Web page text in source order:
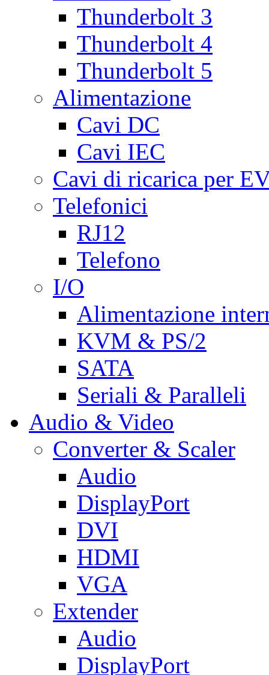
Thunderbolt 3
Thunderbolt 4
Thunderbolt 5
Alimentazione
Cavi DC
Cavi IEC
Cavi di ricarica per
Telefonici
RJ12
Telefono
I/O
Alimentazione
KVM & PS/2
SATA
Seriali & Paralleli
Audio & Video
Converter & Scaler
Audio
DisplayPort
DVI
HDMI
VGA
Extender
Audio
DisplayPort